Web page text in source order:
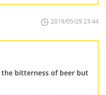
2019/05/29 23:44
bitterness of beer but